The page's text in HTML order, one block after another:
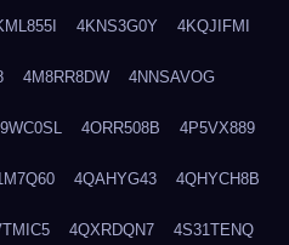
4KNS3G0Y 4KQJIFMI
4M8RR8DW 4NNSAVOG
4ORR508B 4P5VX889
4QAHYG43 4QHYCH8B
4QXRDQN7 4S31TENQ